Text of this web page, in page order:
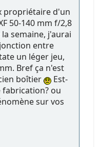
propriétaire d'un
50-140 mm f/2,8
semaine, j'aurai
entre
un léger jeu,
Bref ça n'est
boîtier
Est-
fabrication? ou
sur vos